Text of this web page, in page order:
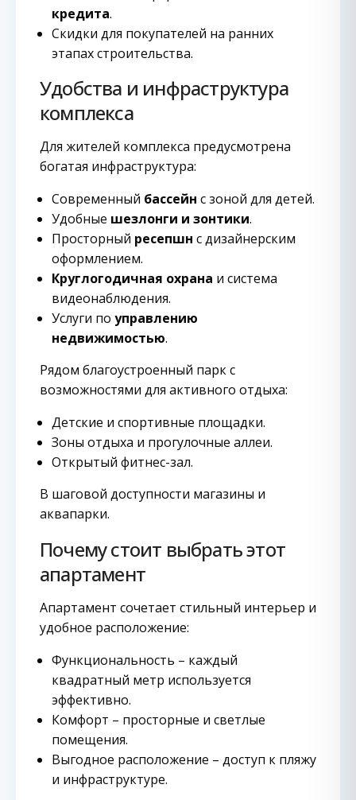
кредита.
Скидки для покупателей на ранних
этапах строительства.
Удобства и инфраструктура
комплекса
Для жителей комплекса предусмотрена
богатая инфраструктура:
Современный бассейн с зоной для детей.
Удобные шезлонги и зонтики.
Просторный ресепшн с дизайнерским
оформлением.
Круглогодичная охрана и система
видеонаблюдения.
Услуги по управлению
недвижимостью.
Рядом благоустроенный парк с
возможностями для активного отдыха:
Детские и спортивные площадки.
Зоны отдыха и прогулочные аллеи.
Открытый фитнес-зал.
В шаговой доступности магазины и
аквапарки.
Почему стоит выбрать этот
апартамент
Апартамент сочетает стильный интерьер и
удобное расположение:
Функциональность – каждый
квадратный метр используется
эффективно.
Комфорт – просторные и светлые
помещения.
Выгодное расположение – доступ к пляжу
и инфраструктуре.